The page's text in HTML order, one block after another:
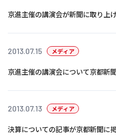
京進主催の講演会が新聞に取り上
2013.07.15 メディア
京進主催の講演会について京都新
2013.07.13 メディア
決算についての記事が京都新聞に